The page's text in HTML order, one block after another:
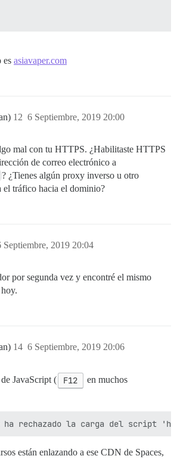
es asiavaper.com
6 Septiembre, 2019 20:00
12
mal con tu HTTPS. ¿Habilitaste HTTPS
de correo electrónico a
? ¿Tienes algún proxy inverso u otro
tráfico hacia el dominio?
Septiembre, 2019 20:04
por segunda vez y encontré el mismo
6 Septiembre, 2019 20:06
14
JavaScript ( F12
en muchos
están enlazando a ese CDN de Spaces,